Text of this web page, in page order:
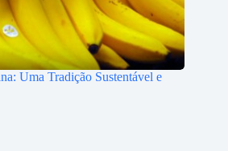
Uma Tradição Sustentável e